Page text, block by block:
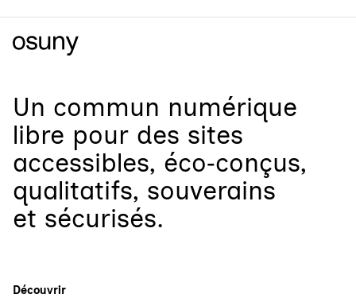
Un commun numérique
libre pour des sites
accessibles, éco‑conçus,
qualitatifs, souverains
et sécurisés.
Découvrir